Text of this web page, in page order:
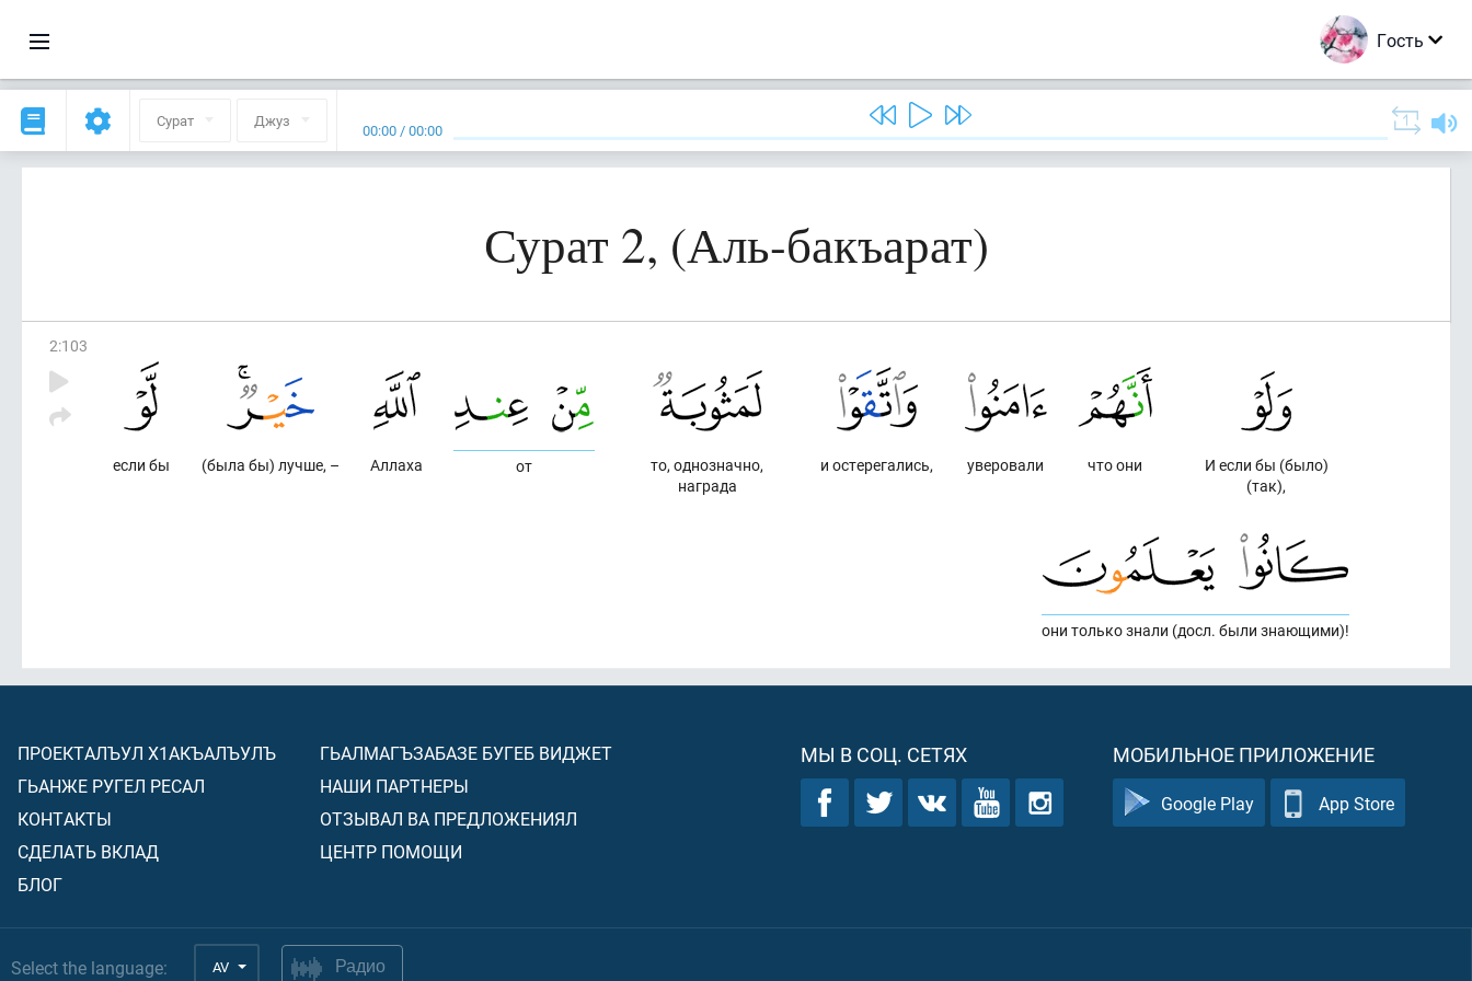
Гость
Сурат Джуз 00:00 /00:00
Сурат 2, (Аль-бакъарат)
2:103
И если бы (было)
(так),
что они
уверовали
и остерегались,
то, однозначно,
награда
от
Аллаха
(была бы) лучше, –
если бы
они только знали (досл. были знающими)!
ПРОЕКТАЛЪУЛ Х1АКЪАЛЪУЛЪ
ГЬАНЖЕ РУГЕЛ РЕСАЛ
КОНТАКТЫ
СДЕЛАТЬ ВКЛАД
БЛОГ
ГЬАЛМАГЪЗАБАЗЕ БУГЕБ ВИДЖЕТ
НАШИ ПАРТНЕРЫ
ОТЗЫВАЛ ВА ПРЕДЛОЖЕНИЯЛ
ЦЕНТР ПОМОЩИ
МЫ В СОЦ. СЕТЯХ МОБИЛЬНОЕ ПРИЛОЖЕНИЕ
Google Play App Store
Select the language: AV Радио